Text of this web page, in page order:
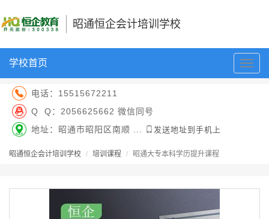
昭通恒企会计培训学校
切
换
学校首页
电话： 15515672211
Q Q： 2056625662 微信同号
地址：昭通市昭阳区南顺 ...
发送地址到手机上
昭通恒企会计培训学校 培训课程 昭通大专本科学历提升课程